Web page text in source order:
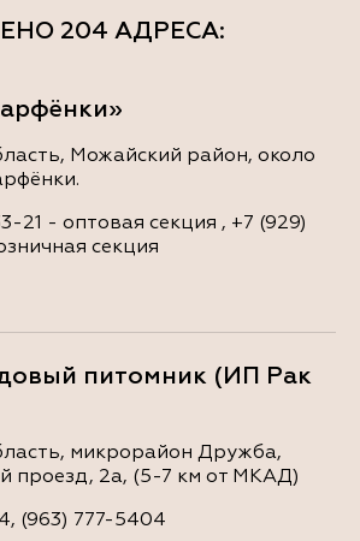
204 АДРЕСА:
Можайский район, около
21 - оптовая секция , +7 (929)
секция
питомник (ИП Рак
микрорайон Дружба,
проезд, 2а, (5-7 км от МКАД)
(963) 777-5404